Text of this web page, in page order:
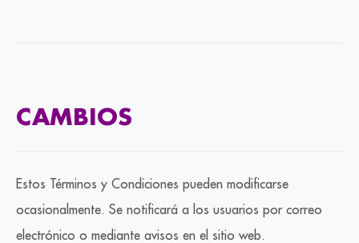
CAMBIOS
Estos Términos y Condiciones pueden modificarse
ocasionalmente. Se notificará a los usuarios por correo
electrónico o mediante avisos en el sitio web.